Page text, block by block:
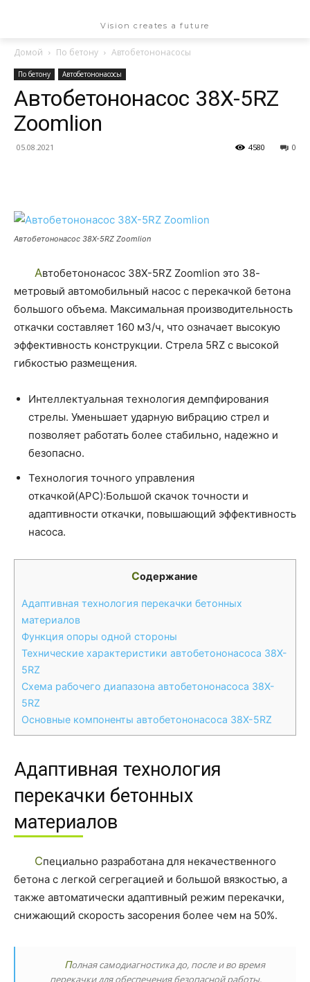
Vision creates a future
Домой По бетону Автобетононасосы
По бетону Автобетононасосы
Автобетононасос 38X-5RZ
Zoomlion
05.08.2021 0
4580
Автобетононасос 38X-5RZ Zoomlion
Автобетононасос 38X-5RZ Zoomlion это 38-
метровый автомобильный насос с перекачкой бетона
большого объема. Максимальная производительность
откачки составляет 160 м3/ч, что означает высокую
эффективность конструкции. Стрела 5RZ с высокой
гибкостью размещения.
Интеллектуальная технология демпфирования
стрелы. Уменьшает ударную вибрацию стрел и
позволяет работать более стабильно, надежно и
безопасно.
Технология точного управления
откачкой(APC):Большой скачок точности и
адаптивности откачки, повышающий эффективность
насоса.
Содержание
Адаптивная технология перекачки бетонных
материалов
Функция опоры одной стороны
Технические характеристики автобетононасоса 38X-
5RZ
Схема рабочего диапазона автобетононасоса 38X-
5RZ
Основные компоненты автобетононасоса 38X-5RZ
Адаптивная технология
перекачки бетонных
материалов
Специально разработана для некачественного
бетона с легкой сегрегацией и большой вязкостью, а
также автоматически адаптивный режим перекачки,
снижающий скорость засорения более чем на 50%.
Полная самодиагностика до, после и во время
перекачки для обеспечения безопасной работы.